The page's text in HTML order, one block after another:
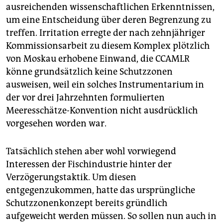
ausreichenden wissenschaftlichen Erkenntnissen,
um eine Entscheidung über deren Begrenzung zu
treffen. Irritation erregte der nach zehnjähriger
Kommissionsarbeit zu diesem Komplex plötzlich
von Moskau erhobene Einwand, die CCAMLR
könne grundsätzlich keine Schutzzonen
ausweisen, weil ein solches Instrumentarium in
der vor drei Jahrzehnten formulierten
Meeresschätze-Konvention nicht ausdrücklich
vorgesehen worden war.
Tatsächlich stehen aber wohl vorwiegend
Interessen der Fischindustrie hinter der
Verzögerungstaktik. Um diesen
entgegenzukommen, hatte das ursprüngliche
Schutzzonenkonzept bereits gründlich
aufgeweicht werden müssen. So sollen nun auch in